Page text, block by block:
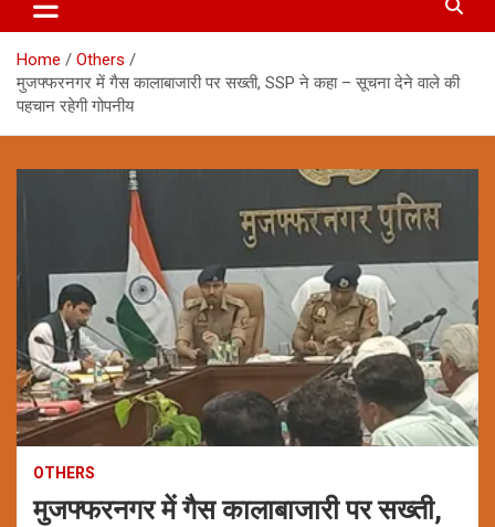
Home
Others
मुजफ्फरनगर में गैस कालाबाजारी पर सख्ती, SSP ने कहा – सूचना देने वाले की
पहचान रहेगी गोपनीय
OTHERS
मुजफ्फरनगर में गैस कालाबाजारी पर सख्ती,